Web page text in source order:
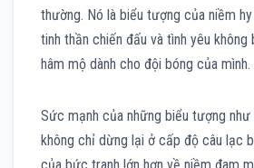
thường. Nó là biểu tượng của niềm
tinh thần chiến đấu và tình yêu không
hâm mộ dành cho đội bóng của mình.
Sức mạnh của những biểu tượng
không chỉ dừng lại ở cấp độ câu lạc